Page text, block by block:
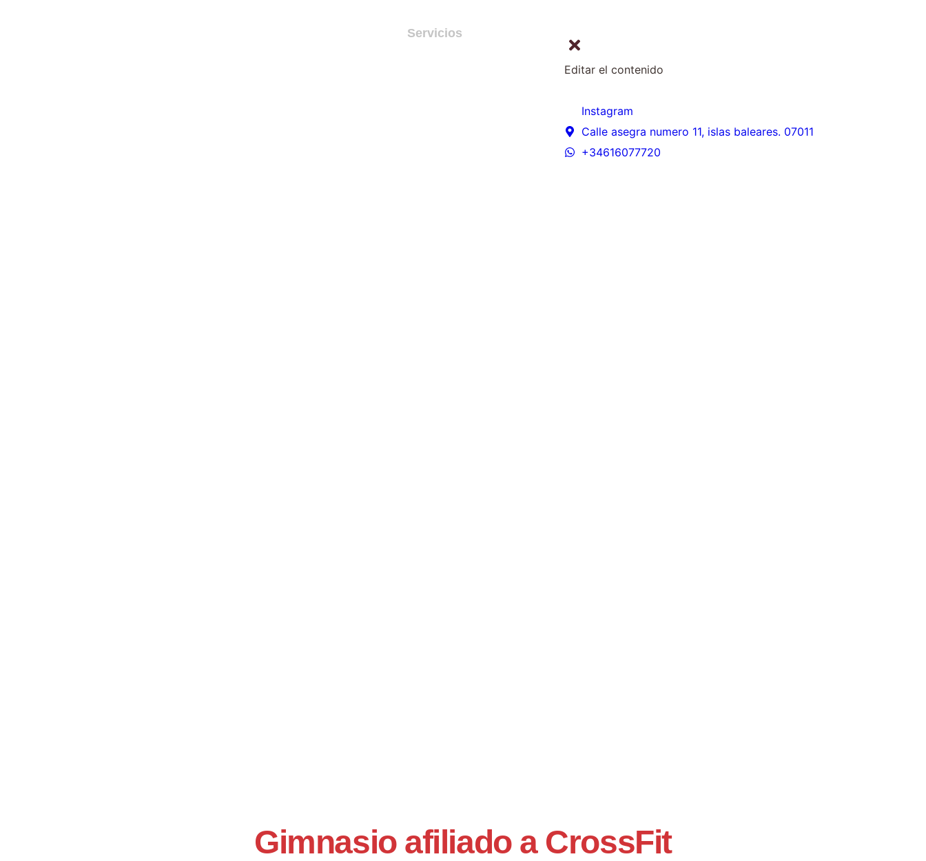
Servicios
Editar el contenido
Instagram
Calle asegra numero 11, islas baleares. 07011
+34616077720
Gimnasio afiliado a CrossFit